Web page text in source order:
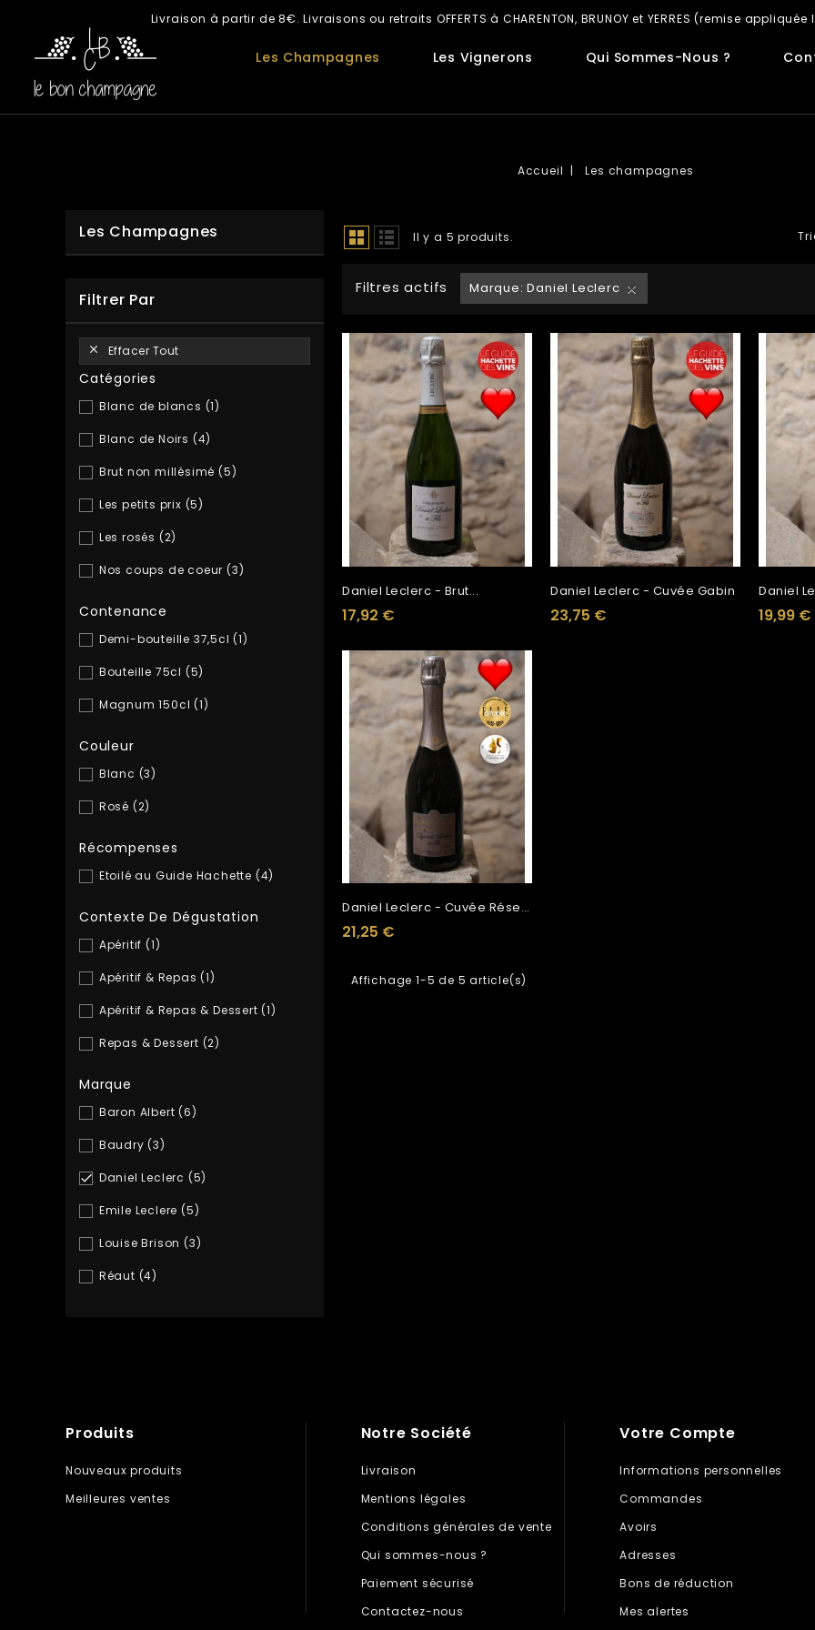
Livraison à partir de 8€. Livraisons ou retraits OFFERTS à CHARENTON, BRUNOY et YERRES (remise
Les Champagnes Les Vignerons Qui Sommes-Nous ?
Accueil Les champagnes
Les Champagnes
Filtrer Par
 Effacer Tout
Catégories
Blanc de blancs (1)
Blanc de Noirs (4)
Brut non millésimé(5)
Les petits prix (5)
Les rosés (2)
Nos coups de coeur(3)
Contenance
Demi-bouteille 37,5cl(1)
Bouteille 75cl (5)
Magnum 150cl(1)
Couleur
Blanc (3)
Rosé (2)
Récompenses
Etoilé au Guide Hachette (4)
Contexte De Dégustation
Apéritif(1)
Apéritif & Repas(1)
Apéritif & Repas & Dessert(1)
Repas & Dessert (2)
Marque
Baron Albert(6)
Baudry(3)
 Daniel Leclerc (5)
Emile Leclere(5)
Louise Brison(3)
Réaut (4)
Il y a 5 produits.
Filtres actifs Marque: Daniel Leclerc 
Daniel Leclerc - Brut...
17,92 €
Daniel Leclerc - Cuvée Gabin
23,75 €
Daniel
19,99 €
Daniel Leclerc - Cuvée Réserve
21,25 €
Affichage 1-5 de 5 article(s)
Produits
Nouveaux produits
Meilleures ventes
Notre Société
Livraison
Mentions légales
Conditions générales de vente
Qui sommes-nous ?
Paiement sécurisé
Contactez-nous
Votre Compte
Informations personnelles
Commandes
Avoirs
Adresses
Bons de réduction
Mes alertes